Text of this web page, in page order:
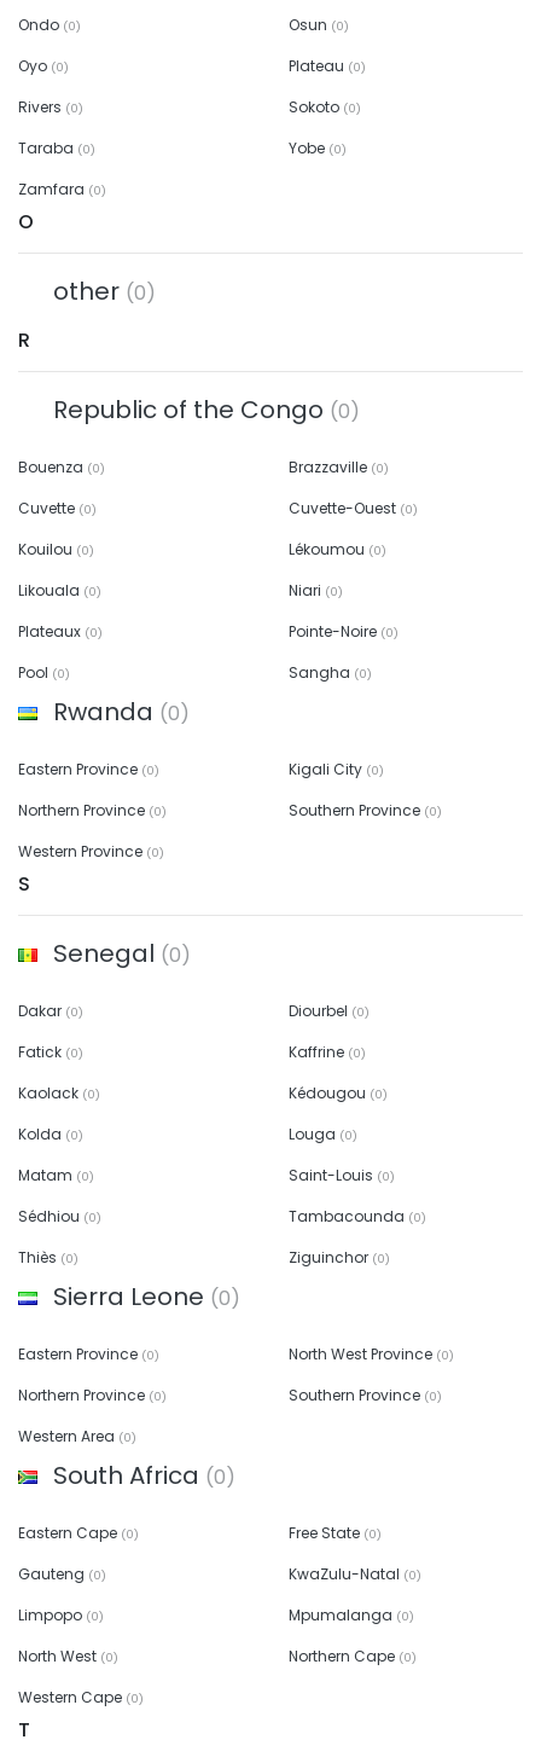
Ondo (0) Osun (0)
Oyo (0) Plateau (0)
Rivers (0) Sokoto (0)
Taraba (0) Yobe (0)
Zamfara (0)
O
other (0)
R
Republic of the Congo (0)
Bouenza (0) Brazzaville (0)
Cuvette (0) Cuvette-Ouest (0)
Kouilou (0) Lékoumou (0)
Likouala (0) Niari (0)
Plateaux (0) Pointe-Noire (0)
Pool (0) Sangha (0)
Rwanda (0)
Eastern Province (0) Kigali City (0)
Northern Province (0) Southern Province (0)
Western Province (0)
S
Senegal (0)
Dakar (0) Diourbel (0)
Fatick (0) Kaffrine (0)
Kaolack (0) Kédougou (0)
Kolda (0) Louga (0)
Matam (0) Saint-Louis (0)
Sédhiou (0) Tambacounda (0)
Thiès (0) Ziguinchor (0)
Sierra Leone (0)
Eastern Province (0) North West Province (0)
Northern Province (0) Southern Province (0)
Western Area (0)
South Africa (0)
Eastern Cape (0) Free State (0)
Gauteng (0) KwaZulu-Natal (0)
Limpopo (0) Mpumalanga (0)
North West (0) Northern Cape (0)
Western Cape (0)
T